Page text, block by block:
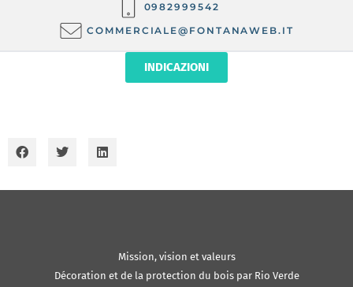
0982999542
COMMERCIALE@FONTANAWEB.IT
INDICAZIONI
Mission, vision et valeurs
Décoration et de la protection du bois par Rio Verde